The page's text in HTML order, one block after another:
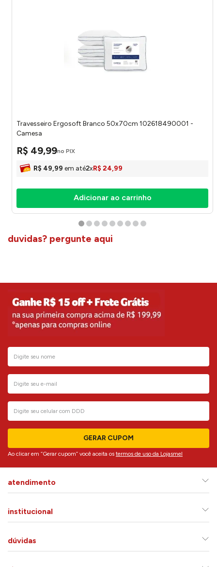
Travesseiro Ergosoft Branco 50x70cm 102618490001 -
Camesa
R$ 49,99no PIX
R$ 49,99 em até2xR$ 24,99
Adicionar ao carrinho
duvidas? pergunte aqui
GERAR CUPOM
Ao clicar em “Gerar cupom” você aceita os termos de uso da Lojasmel
atendimento
institucional
dúvidas